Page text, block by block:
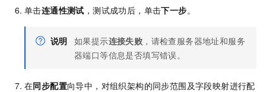
单击连通性测试 ，测试成功后，单击下一步。
说明 如果提示连接失败 ，请检查服务器地址和服务
器端口等信息是否填写错误。
在同步配置向导中，对组织架构的同步范围及字段映射进行配